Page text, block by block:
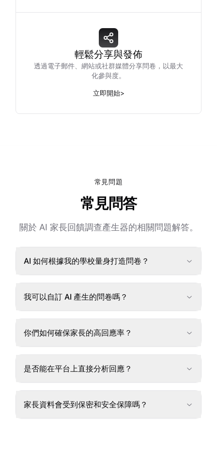
輕鬆分享與發佈
透過電子郵件、網站或社群媒體分享問卷，以最大
化參與度。
立即開始>
常見問題
常見問答
關於 AI 家長回饋調查產生器的相關問題解答。
AI 如何根據我的學校量身打造問卷？
我可以自訂 AI 產生的問卷嗎？
你們如何確保家長的高回應率？
是否能在平台上直接分析回應？
家長資料會受到保密和安全保障嗎？